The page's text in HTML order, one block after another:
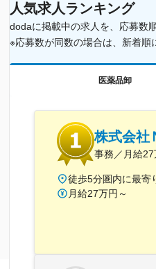
人気求人ランキング
dodaに掲載中の求人を、応募数
※応募数が同数の場合は、新着順
医薬品卸
株式会社
事務／月給
月給27万円～